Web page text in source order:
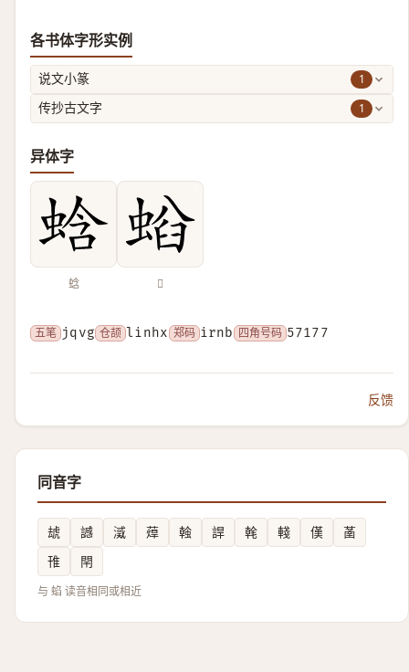
各书体字形实例
说文小篆 1
传抄古文字 1
异体字
蛿 𧌤
五笔 jqvg 仓颉 linhx 郑码 irnb 四角号码 57177
反馈
同音字
䖔 䜗 㵄 蔊 螒 䛞 㲦 輚 傼
䓿
䧲
閈
与 蜭 读音相同或相近